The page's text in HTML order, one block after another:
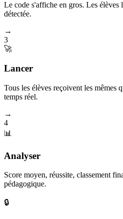
Le code s'affiche en gros. Les élèves
détectée.
→
3
🚀
Lancer
Tous les élèves reçoivent les mêmes
temps réel.
→
4
📊
Analyser
Score moyen, réussite, classement
pédagogique.
🔒